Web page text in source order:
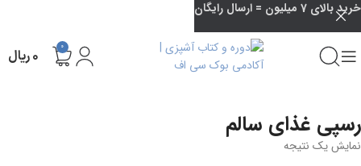
0 ۰ریال
رسپی غذای سالم
نمایش یک نتیجه
خرید بالای 7 میلیون = ارسال رایگان